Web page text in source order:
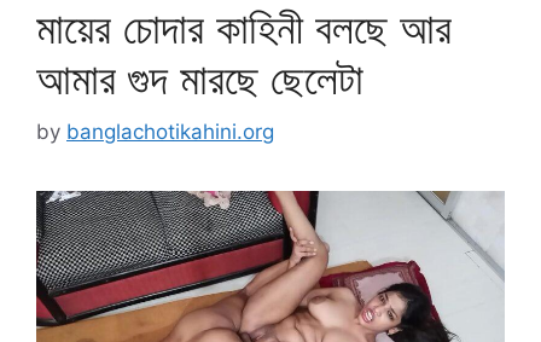
মায়ের চোদার কাহিনী বলছে আর
আমার গুদ মারছে ছেলেটা
by banglachotikahini.org